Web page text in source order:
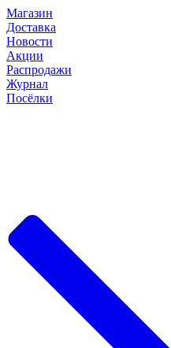
Магазин
Доставка
Новости
Акции
Распродажи
Журнал
Посёлки